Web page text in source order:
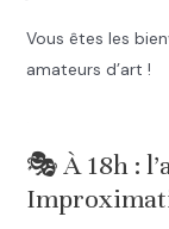
Vous êtes les
amateurs d’art !
🎭 À 18h :